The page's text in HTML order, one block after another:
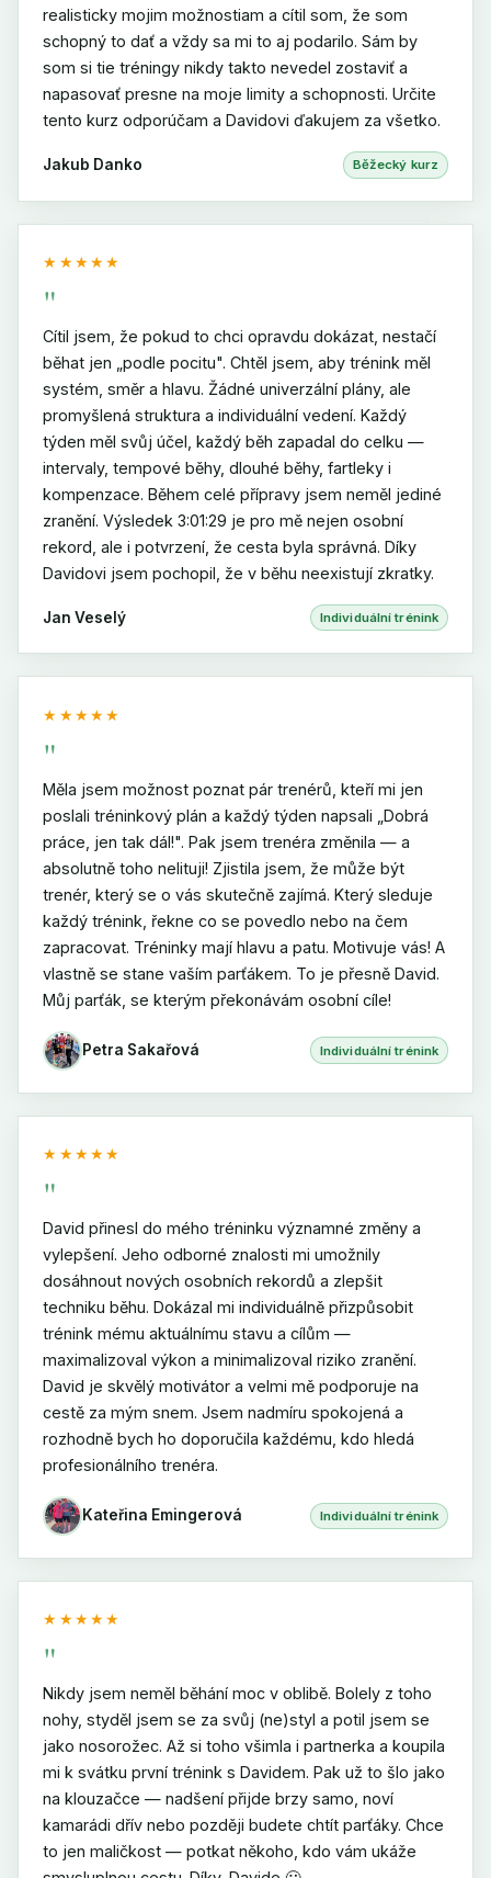
realisticky mojim možnostiam a cítil som, že som
schopný to dať a vždy sa mi to aj podarilo. Sám by
som si tie tréningy nikdy takto nevedel zostaviť a
napasovať presne na moje limity a schopnosti. Určite
tento kurz odporúčam a Davidovi ďakujem za všetko.
Jakub Danko Běžecký kurz
★★★★★
"
Cítil jsem, že pokud to chci opravdu dokázat, nestačí
běhat jen „podle pocitu". Chtěl jsem, aby trénink měl
systém, směr a hlavu. Žádné univerzální plány, ale
promyšlená struktura a individuální vedení. Každý
týden měl svůj účel, každý běh zapadal do celku —
intervaly, tempové běhy, dlouhé běhy, fartleky i
kompenzace. Během celé přípravy jsem neměl jediné
zranění. Výsledek 3:01:29 je pro mě nejen osobní
rekord, ale i potvrzení, že cesta byla správná. Díky
Davidovi jsem pochopil, že v běhu neexistují zkratky.
Jan Veselý Individuální trénink
★★★★★
"
Měla jsem možnost poznat pár trenérů, kteří mi jen
poslali tréninkový plán a každý týden napsali „Dobrá
práce, jen tak dál!". Pak jsem trenéra změnila — a
absolutně toho nelituji! Zjistila jsem, že může být
trenér, který se o vás skutečně zajímá. Který sleduje
každý trénink, řekne co se povedlo nebo na čem
zapracovat. Tréninky mají hlavu a patu. Motivuje vás! A
vlastně se stane vaším parťákem. To je přesně David.
Můj parťák, se kterým překonávám osobní cíle!
Petra Sakařová Individuální trénink
★★★★★
"
David přinesl do mého tréninku významné změny a
vylepšení. Jeho odborné znalosti mi umožnily
dosáhnout nových osobních rekordů a zlepšit
techniku běhu. Dokázal mi individuálně přizpůsobit
trénink mému aktuálnímu stavu a cílům —
maximalizoval výkon a minimalizoval riziko zranění.
David je skvělý motivátor a velmi mě podporuje na
cestě za mým snem. Jsem nadmíru spokojená a
rozhodně bych ho doporučila každému, kdo hledá
profesionálního trenéra.
Kateřina Emingerová Individuální trénink
★★★★★
"
Nikdy jsem neměl běhání moc v oblibě. Bolely z toho
nohy, styděl jsem se za svůj (ne)styl a potil jsem se
jako nosorožec. Až si toho všimla i partnerka a koupila
mi k svátku první trénink s Davidem. Pak už to šlo jako
na klouzačce — nadšení přijde brzy samo, noví
kamarádi dřív nebo později budete chtít parťáky. Chce
to jen maličkost — potkat někoho, kdo vám ukáže